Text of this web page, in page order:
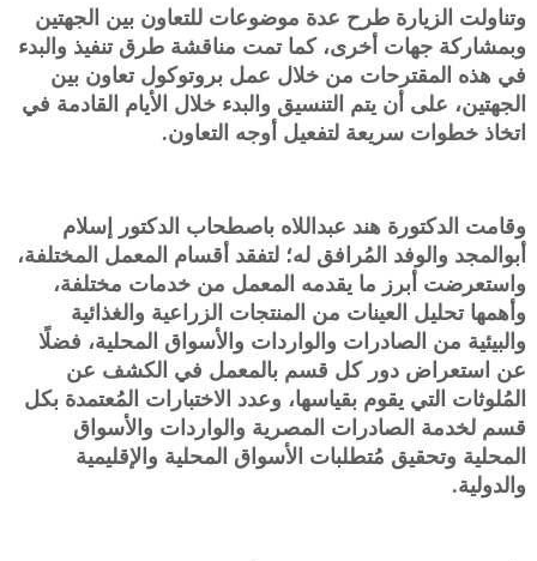
وتناولت الزيارة طرح عدة موضوعات للتعاون بين الجهتين
وبمشاركة جهات أخرى، كما تمت مناقشة طرق تنفيذ والبدء
في هذه المقترحات من خلال عمل بروتوكول تعاون بين
الجهتين، على أن يتم التنسيق والبدء خلال الأيام القادمة في
اتخاذ خطوات سريعة لتفعيل أوجه التعاون.
وقامت الدكتورة هند عبداللاه باصطحاب الدكتور إسلام
أبوالمجد والوفد المُرافق له؛ لتفقد أقسام المعمل المختلفة،
واستعرضت أبرز ما يقدمه المعمل من خدمات مختلفة،
وأهمها تحليل العينات من المنتجات الزراعية والغذائية
والبيئية من الصادرات والواردات والأسواق المحلية، فضلًا
عن استعراض دور كل قسم بالمعمل في الكشف عن
المُلوثات التي يقوم بقياسها، وعدد الاختبارات المُعتمدة بكل
قسم لخدمة الصادرات المصرية والواردات والأسواق
المحلية وتحقيق مُتطلبات الأسواق المحلية والإقليمية
والدولية.